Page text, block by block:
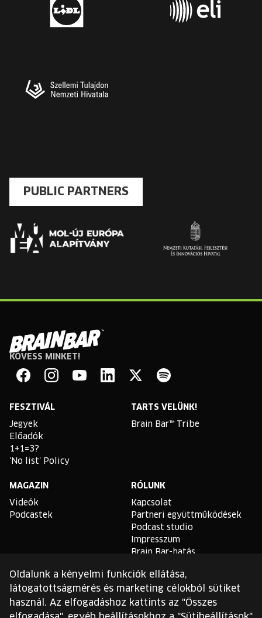
PUBLIC PARTNERS
Brain
Bar
KÖVESS MINKET!
FESZTIVÁL
Jegyek
Előadók
1+1=3?
'No list' Policy
TARTS VELÜNK!
Brain Bar™ Tribe
MAGAZIN
Videók
Podcastek
RÓLUNK
Kapcsolat
Partneri együttműködések
Podcast studio
Impresszum
Brain Bar-hatás
TLDR
Általános Szerződési
Feltételek
Oldalunk a kényelmi funkciók ellátása,
látogatottságmérés és marketing célokból sütiket
használ. Az elfogadáshoz kattints az "Összes